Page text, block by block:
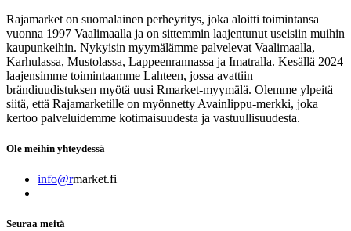
Rajamarket on suomalainen perheyritys, joka aloitti toimintansa
vuonna 1997 Vaalimaalla ja on sittemmin laajentunut useisiin muihin
kaupunkeihin. Nykyisin myymälämme palvelevat Vaalimaalla,
Karhulassa, Mustolassa, Lappeenrannassa ja Imatralla. Kesällä 2024
laajensimme toimintaamme Lahteen, jossa avattiin
brändiuudistuksen myötä uusi Rmarket-myymälä. Olemme ylpeitä
siitä, että Rajamarketille on myönnetty Avainlippu-merkki, joka
kertoo palveluidemme kotimaisuudesta ja vastuullisuudesta.
Ole meihin yhteydessä
info@rmarket.fi
Seuraa meitä